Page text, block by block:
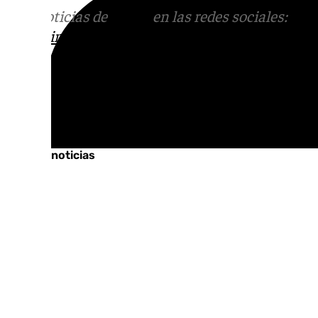
Más noticias de en las redes sociales:
informativos@101tv.es
Últimas noticias